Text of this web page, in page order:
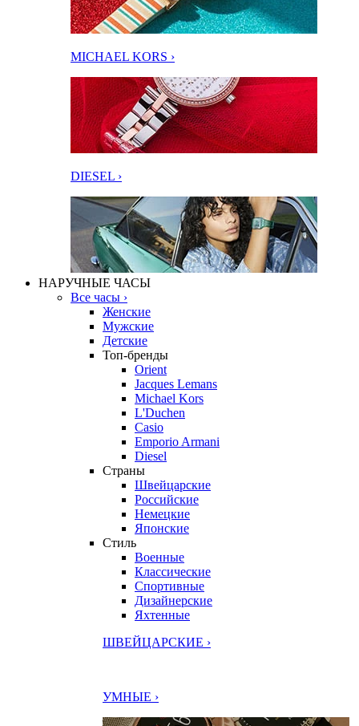
MICHAEL KORS ›
DIESEL ›
НАРУЧНЫЕ ЧАСЫ
Все часы ›
Женские
Мужские
Детские
Топ-бренды
Orient
Jacques Lemans
Michael Kors
L'Duchen
Casio
Emporio Armani
Diesel
Страны
Швейцарские
Российские
Немецкие
Японские
Стиль
Военные
Классические
Спортивные
Дизайнерские
Яхтенные
ШВЕЙЦАРСКИЕ ›
УМНЫЕ ›